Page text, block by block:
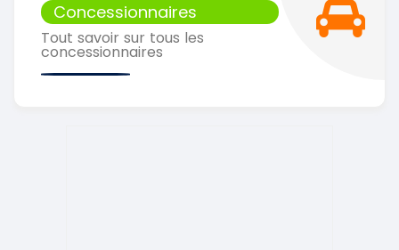
Concessionnaires
Tout savoir sur tous les
concessionnaires